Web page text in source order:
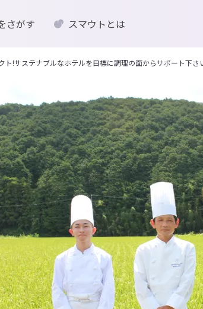
さがす スマウトとは
ト!サステナブルなホテルを目標に調理の面からサポート下さ